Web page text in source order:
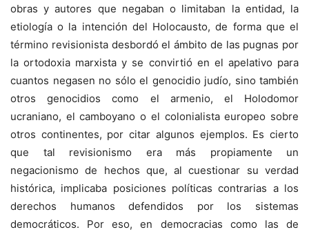
obras y autores que negaban o limitaban la entidad, la
etiología o la intención del Holocausto, de forma que el
término revisionista desbordó el ámbito de las pugnas por
la ortodoxia marxista y se convirtió en el apelativo para
cuantos negasen no sólo el genocidio judío, sino también
otros genocidios como el armenio, el Holodomor
ucraniano, el camboyano o el colonialista europeo sobre
otros continentes, por citar algunos ejemplos. Es cierto
que tal revisionismo era más propiamente un
negacionismo de hechos que, al cuestionar su verdad
histórica, implicaba posiciones políticas contrarias a los
derechos humanos defendidos por los sistemas
democráticos. Por eso, en democracias como las de